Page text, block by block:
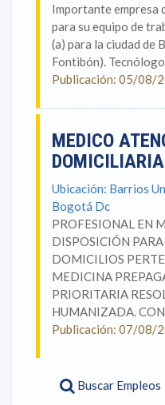
Importante empresa
para su equipo de
(a) para la ciudad de
Fontibón). Tecnólogo
Publicación: 05/08/
MEDICO
DOMICILIARIA
Ubicación: Barrios
Bogotá Dc
PROFESIONAL EN
DISPOSICIÓN
DOMICILIOS
MEDICINA
PRIORITARIA
HUMANIZADA.
Publicación: 07/08/
Buscar Empleos